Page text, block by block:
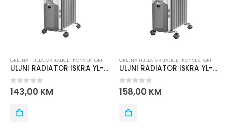
GREJNA TIJELA,GRIJALICE I KONVEKTORI
ULJNI RADIATOR ISKRA YL-B28-9
0 out of 5
143,00 KM
GREJNA TIJELA,GRIJALICE I KONVEKTORI
ULJNI RADIATOR ISKRA YL-B28-11
0out of 5
158,00 KM